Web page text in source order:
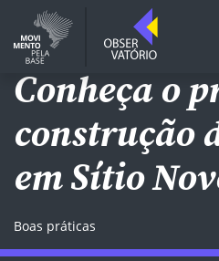
EDUCAÇÃO INFANTIL
Conheça o
construção
em Sítio
Boas práticas